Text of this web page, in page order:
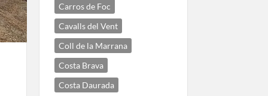
Carros de Foc
Cavalls del Vent
Coll de la Marrana
Costa Brava
Costa Daurada